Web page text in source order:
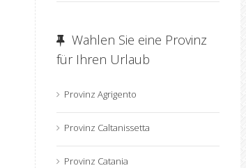
Wahlen Sie eine Provinz
für Ihren Urlaub
Provinz Agrigento
Provinz Caltanissetta
Provinz Catania